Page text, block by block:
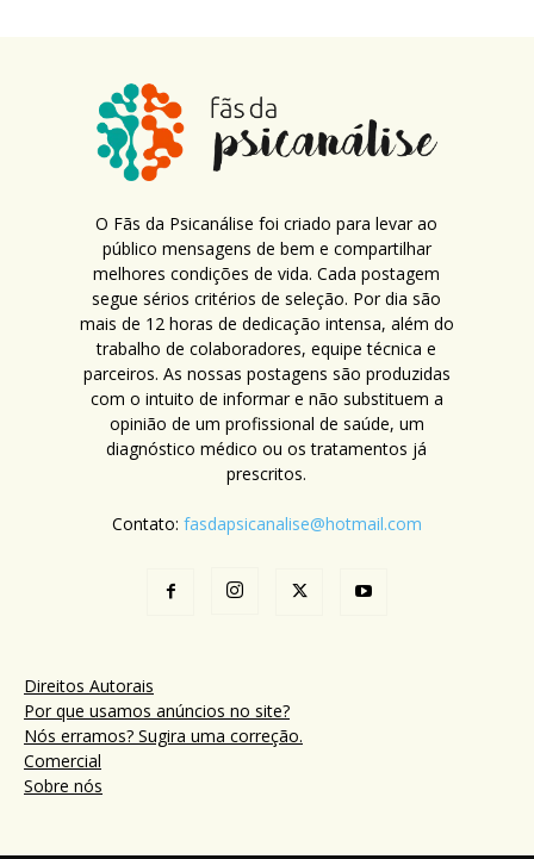
O Fãs da Psicanálise foi criado para levar ao
público mensagens de bem e compartilhar
melhores condições de vida. Cada postagem
segue sérios critérios de seleção. Por dia são
mais de 12 horas de dedicação intensa, além do
trabalho de colaboradores, equipe técnica e
parceiros. As nossas postagens são produzidas
com o intuito de informar e não substituem a
opinião de um profissional de saúde, um
diagnóstico médico ou os tratamentos já
prescritos.
Contato: fasdapsicanalise@hotmail.com
Direitos Autorais
Por que usamos anúncios no site?
Nós erramos? Sugira uma correção.
Comercial
Sobre nós